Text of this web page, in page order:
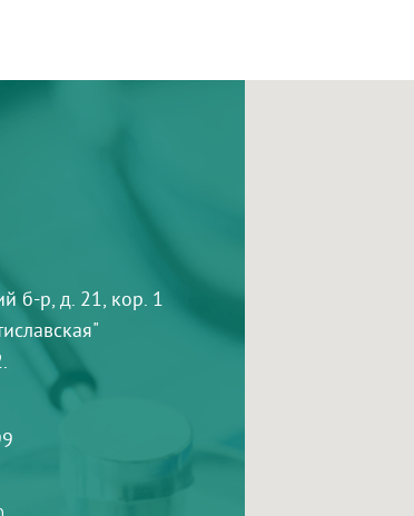
б-р, д. 21, кор. 1